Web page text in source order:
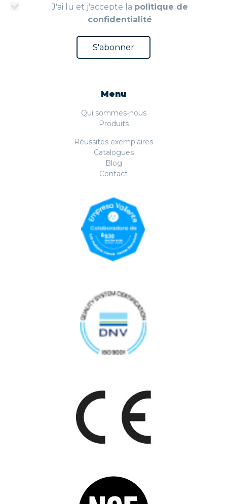
J'ai lu et j'accepte la politique de
confidentialité
Menu
Qui sommes-nous
Produits
Réussites exemplaires
Catalogues
Blog
Contact